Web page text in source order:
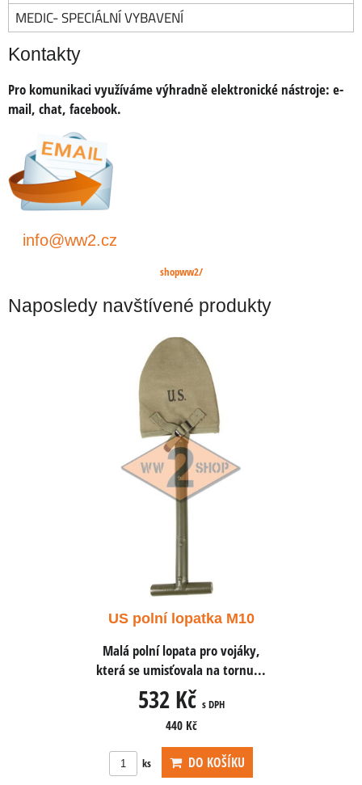
MEDIC- SPECIÁLNÍ VYBAVENÍ
Kontakty
Pro komunikaci využíváme výhradně elektronické nástroje: e-
mail, chat, facebook.
info@ww2.cz
shopww2/
Naposledy navštívené produkty
US polní lopatka M10
Malá polní lopata pro vojáky,
která se umisťovala na tornu...
532 Kč s DPH
440 Kč
ks DO KOŠÍKU